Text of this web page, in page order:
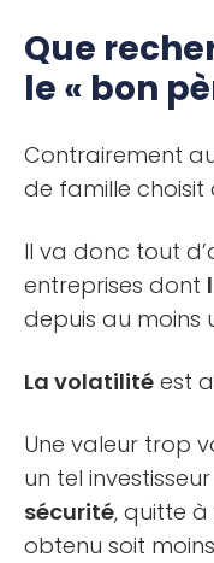
Que
le « bon
Contrairement
de famille choisit
Il va donc tout
entreprises dont
depuis au moins
La volatilité est
Une valeur trop
un tel
sécurité, quitte à
obtenu soit